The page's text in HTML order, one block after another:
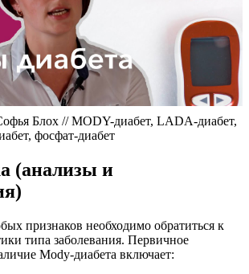
Блох // MODY-диабет, LADA-диабет,
фосфат-диабет
(анализы и
признаков необходимо обратиться к
типа заболевания. Первичное
Mody-диабета включает: